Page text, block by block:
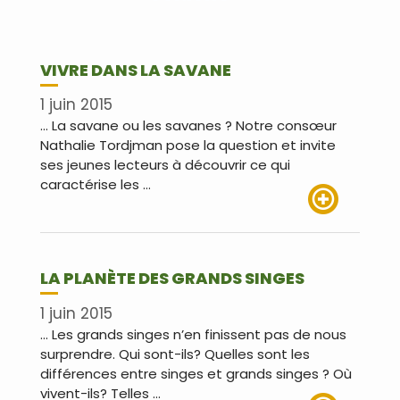
VIVRE DANS LA SAVANE
1 juin 2015
… La savane ou les savanes ? Notre consœur
Nathalie Tordjman pose la question et invite
ses jeunes lecteurs à découvrir ce qui
caractérise les …
LA PLANÈTE DES GRANDS SINGES
1 juin 2015
… Les grands singes n’en finissent pas de nous
surprendre. Qui sont-ils? Quelles sont les
différences entre singes et grands singes ? Où
vivent-ils? Telles …